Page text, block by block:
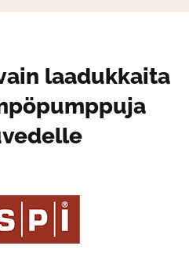
laadukkaita